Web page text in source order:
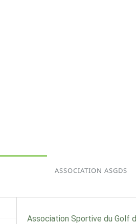
ASSOCIATION ASGDS
Association Sportive du Golf